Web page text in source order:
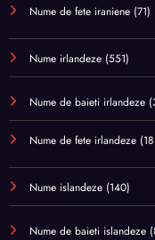
Nume de fete iraniene (71)
Nume irlandeze (551)
Nume de baieti irlandeze
Nume de fete irlandeze
Nume islandeze (140)
Nume de baieti islandeze